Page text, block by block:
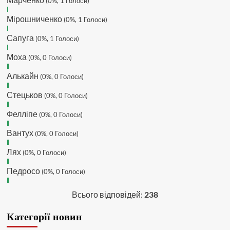
буде ще активніший з часом)
Hatsyk:Та Кузик ще ок, а
перспективи, хз хз
трансляцію товарняка з Минаєм
https://www.youtube.com/live/Qb1ebGeOfZ8?
si=GU46Q4zlJQd2L-W8
Hatsyk:А ще на сайті триває
посилання?
вставляєш лінк на свій профіль)
SVAT:Ніби вставив, а все одно
на профіль, а нижче ( Message)
Hatsyk:Так я ж бачу твої
повідомлення з лінком на ютуб,
Мірошниченко (0%, 1 Голоси)
Сапуга (0%, 1 Голоси)
Моха (0%, 0 Голоси)
Алькайн (0%, 0 Голоси)
Стецьков (0%, 0 Голоси)
Фелліпе (0%, 0 Голоси)
Вантух (0%, 0 Голоси)
Лях (0%, 0 Голоси)
Педросо (0%, 0 Голоси)
Всього відповідей: 238
Категорії новин